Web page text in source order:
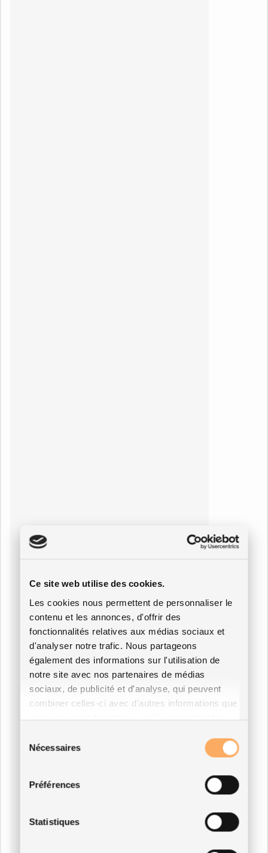
Ce site web utilise des cookies.
Les cookies nous permettent de personnaliser le
contenu et les annonces, d'offrir des
fonctionnalités relatives aux médias sociaux et
d'analyser notre trafic. Nous partageons
également des informations sur l'utilisation de
notre site avec nos partenaires de médias
sociaux, de publicité et d'analyse, qui peuvent
combiner celles-ci avec d'autres informations que
vous leur avez fournies ou qu'ils ont collectées
Nécessaires
Préférences
Statistiques